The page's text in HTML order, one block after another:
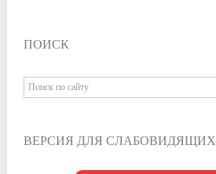
ПОИСК
ВЕРСИЯ ДЛЯ СЛАБОВИДЯЩИХ